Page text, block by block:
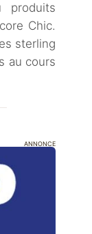
produits
Chic.
sterling
au cours
ANNONCE